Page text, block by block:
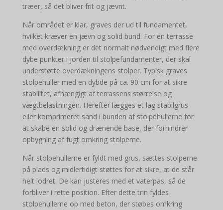
træer, så det bliver frit og jævnt.
Når området er klar, graves der ud til fundamentet,
hvilket kræver en jævn og solid bund. For en terrasse
med overdækning er det normalt nødvendigt med flere
dybe punkter i jorden til stolpefundamenter, der skal
understøtte overdækningens stolper. Typisk graves
stolpehuller med en dybde på ca. 90 cm for at sikre
stabilitet, afhængigt af terrassens størrelse og
vægtbelastningen. Herefter lægges et lag stabilgrus
eller komprimeret sand i bunden af stolpehullerne for
at skabe en solid og drænende base, der forhindrer
opbygning af fugt omkring stolperne.
Når stolpehullerne er fyldt med grus, sættes stolperne
på plads og midlertidigt støttes for at sikre, at de står
helt lodret. De kan justeres med et vaterpas, så de
forbliver i rette position. Efter dette trin fyldes
stolpehullerne op med beton, der støbes omkring